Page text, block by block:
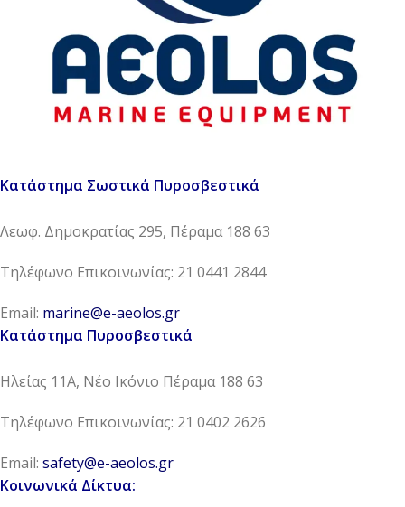
Κατάστημα Σωστικά Πυροσβεστικά
Λεωφ. Δημοκρατίας 295, Πέραμα 188 63
Τηλέφωνο Επικοινωνίας: 21 0441 2844
Email: marine@e-aeolos.gr
Κατάστημα Πυροσβεστικά
Ηλείας 11Α, Νέο Ικόνιο Πέραμα 188 63
Τηλέφωνο Επικοινωνίας: 21 0402 2626
Email: safety@e-aeolos.gr
Κοινωνικά Δίκτυα: